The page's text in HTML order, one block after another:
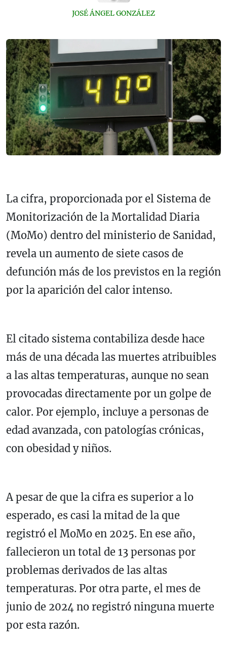
JOSÉ ÁNGEL GONZÁLEZ
La cifra, proporcionada por el Sistema de
Monitorización de la Mortalidad Diaria
(MoMo) dentro del ministerio de Sanidad,
revela un aumento de siete casos de
defunción más de los previstos en la región
por la aparición del calor intenso.
El citado sistema contabiliza desde hace
más de una década las muertes atribuibles
a las altas temperaturas, aunque no sean
provocadas directamente por un golpe de
calor. Por ejemplo, incluye a personas de
edad avanzada, con patologías crónicas,
con obesidad y niños.
A pesar de que la cifra es superior a lo
esperado, es casi la mitad de la que
registró el MoMo en 2025. En ese año,
fallecieron un total de 13 personas por
problemas derivados de las altas
temperaturas. Por otra parte, el mes de
junio de 2024 no registró ninguna muerte
por esta razón.